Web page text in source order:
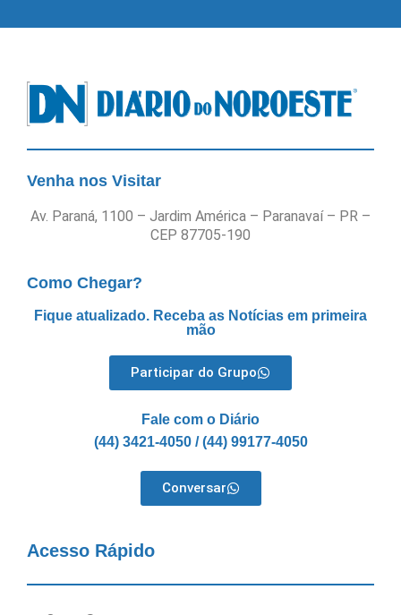
Venha nos Visitar
Av. Paraná, 1100 – Jardim América – Paranavaí – PR –
CEP 87705-190
Como Chegar?
Fique atualizado. Receba as Notícias em primeira
mão
Participar do Grupo
Fale com o Diário
(44) 3421-4050 / (44) 99177-4050
Conversar
Acesso Rápido